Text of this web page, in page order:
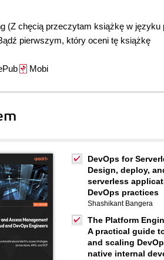
(Z chęcią przeczytam książkę w języku
pierwszym, który oceni tę książkę
Mobi
DevOps for
Design, deploy,
serverless
DevOps practices
Shashikant Bangera
The Platform
A practical guide
and scaling
native internal